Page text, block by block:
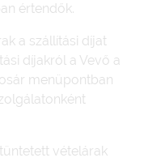
értendők.
a szállítási díjat
díjakról a Vevő a
menüpontban
vételárak